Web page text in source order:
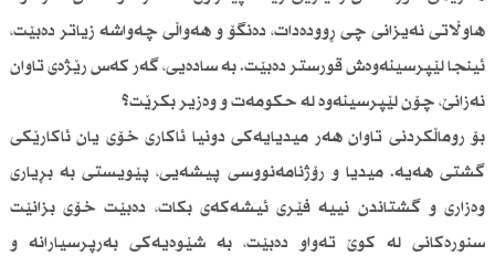
هاوڵاتی نەیزانی چی ڕوودەدات، دەنگۆ و هەواڵی چەواشە زیاتر دەبێت،
ئینجا لێپرسینەوەش قورستر دەبێت. بە سادەیی، گەر كەس رێژەی تاوان
نەزانێ، چۆن لێپرسینەوە لە حكومەت و وەزیر بكرێت؟
بۆ روماڵكردنی تاوان هەر میدیایەكی دونیا ئاكاری خۆی یان ئاكارێكی
گشتی هەیە. میدیا و رۆژنامەنووسی پیشەیی، پێویستی بە بڕیاری
وەزاری و گشتاندن نییە فێری ئیشەكەی بكات، دەبێت خۆی بزانێت
سنورەكانی لە كوێ تەواو دەبێت، بە شێوەیەكی بەرپرسیارانە و